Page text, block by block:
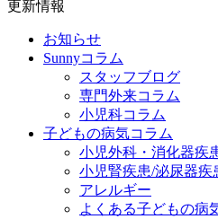
更新情報
お知らせ
Sunnyコラム
スタッフブログ
専門外来コラム
小児科コラム
子どもの病気コラム
小児外科・消化器疾
小児腎疾患/泌尿器疾
アレルギー
よくある子どもの病